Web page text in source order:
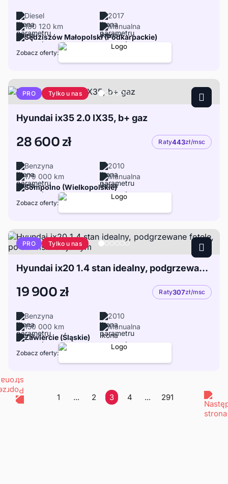
Diesel
2017
180 120 km
Manualna
Sędziszów Małopolski (Podkarpackie)
Zobacz oferty:
PRO Tylko u nas
Hyundai ix35 2.0 IX35, b+ gaz
28 600 zł Raty443zł/msc
Benzyna
2010
179 000 km
Manualna
Sompolno (Wielkopolskie)
Zobacz oferty:
PRO Tylko u nas
Hyundai ix20 1.4 stan idealny, podgrzewane fotele, po serwisie olejowym
19 900 zł Raty307zł/msc
Benzyna
2010
150 000 km
Manualna
Zawiercie (Śląskie)
Zobacz oferty:
1 ... 2 3 4 ... 291